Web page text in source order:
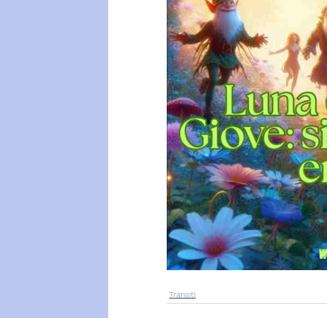
Transiti